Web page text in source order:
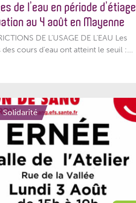
de l’eau en période d’étiage
au 4 août en Mayenne
DE L’USAGE DE L’EAU Les
des cours d'eau ont atteint le seuil :...
Solidarité